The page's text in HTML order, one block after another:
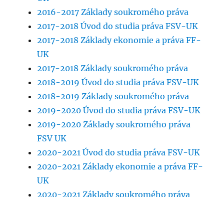
2016-2017 Základy soukromého práva
2017-2018 Úvod do studia práva FSV-UK
2017-2018 Základy ekonomie a práva FF-
UK
2017-2018 Základy soukromého práva
2018-2019 Úvod do studia práva FSV-UK
2018-2019 Základy soukromého práva
2019-2020 Úvod do studia práva FSV-UK
2019-2020 Základy soukromého práva
FSV UK
2020-2021 Úvod do studia práva FSV-UK
2020-2021 Základy ekonomie a práva FF-
UK
2020-2021 Základy soukromého práva